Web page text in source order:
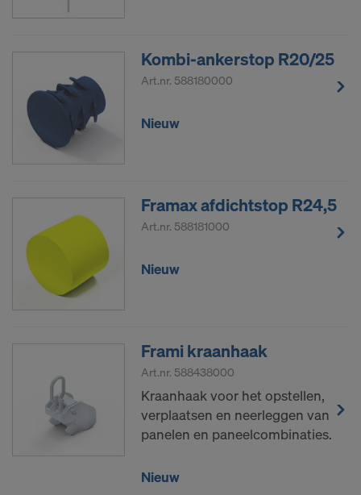
Kombi-ankerstop R20/25
Art.nr. 588180000
Nieuw
Framax afdichtstop R24,5
Art.nr. 588181000
Nieuw
Frami kraanhaak
Art.nr. 588438000
Kraanhaak voor het opstellen,
verplaatsen en neerleggen van
panelen en paneelcombinaties.
Nieuw